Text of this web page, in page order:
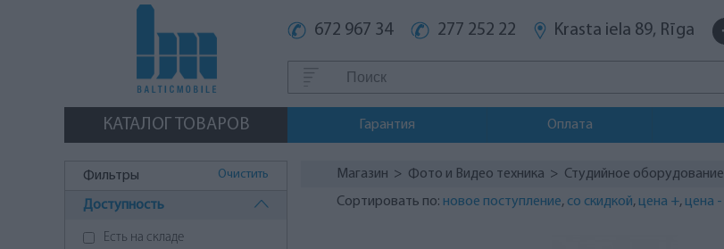
672 967 34 277 252 22 Krasta iela 89, Rīga
КАТАЛОГ ТОВАРОВ Гарантия Оплата
Фильтры Очистить
Доступность
Есть на складе
Магазин > Фото и Видео техника > Студийное оборудование
Сортировать по: новое поступление, со скидкой, цена +, цена -